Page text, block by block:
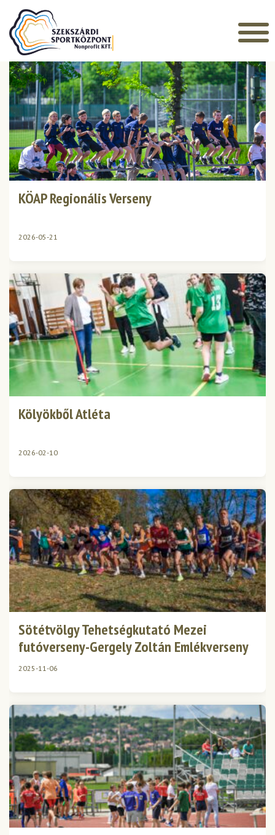
Főoldal»Galleries
ARCHÍVUM
KÖAP Regionális Verseny
2026-05-21
Kölyökből Atléta
2026-02-10
Sötétvölgy Tehetségkutató Mezei
futóverseny-Gergely Zoltán Emlékverseny
2025-11-06